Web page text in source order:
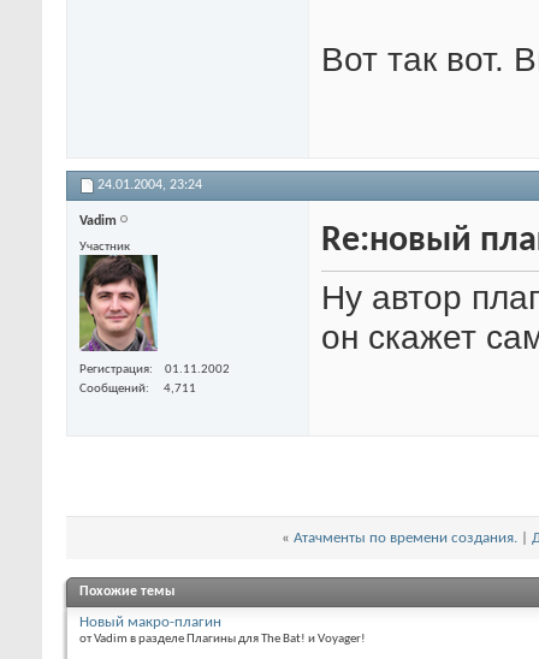
Вот так вот.
24.01.2004, 23:24
Vadim
Участник
Регистрация
01.11.2002
Сообщений
4,711
Re:новый
Ну автор
он скажет
« Атачменты по времени создания.
Похожие темы
Новый макро-плагин
от Vadim в разделе Плагины для The Bat! и Voyager!